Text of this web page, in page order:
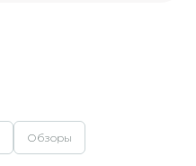
Обзоры